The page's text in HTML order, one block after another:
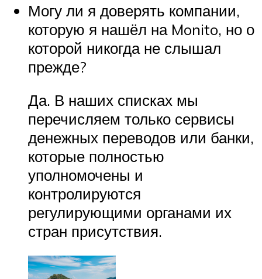
Могу ли я доверять компании,
которую я нашёл на Monito, но о
которой никогда не слышал
прежде?
Да. В наших списках мы
перечисляем только сервисы
денежных переводов или банки,
которые полностью
уполномочены и
контролируются
регулирующими органами их
стран присутствия.